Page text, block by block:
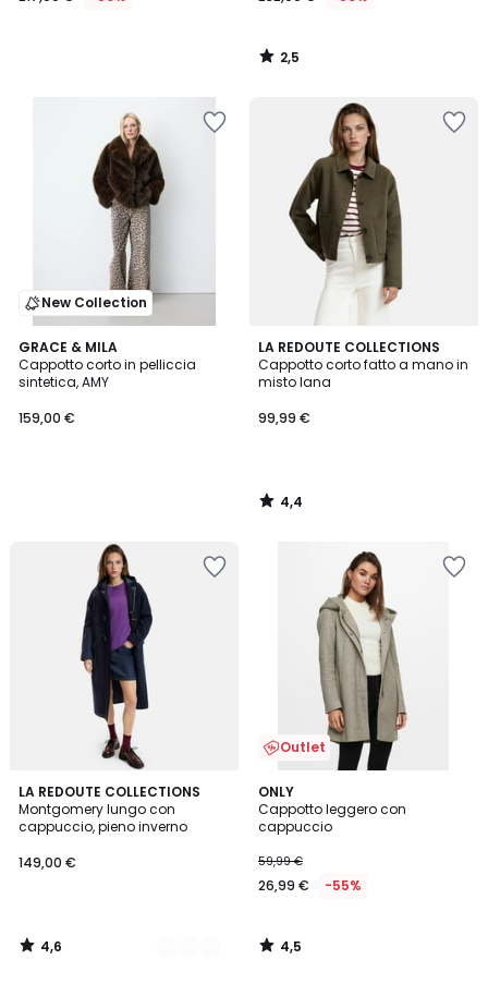
2,5
/
New Collection
GRACE & MILA
Cappotto corto in pelliccia
sintetica, AMY
159,00 €
LA REDOUTE COLLECTIONS
Cappotto corto fatto a mano in
misto lana
99,99 €
4,4
/ 5
4,4
/
LA REDOUTE COLLECTIONS
Montgomery lungo con
cappuccio, pieno inverno
149,00 €
4,6
/ 5
2
Colori
4,6
/
Outlet
ONLY
Cappotto leggero con
cappuccio
59,99 €
26,99 € -55%
4,5
/ 5
4,5
/